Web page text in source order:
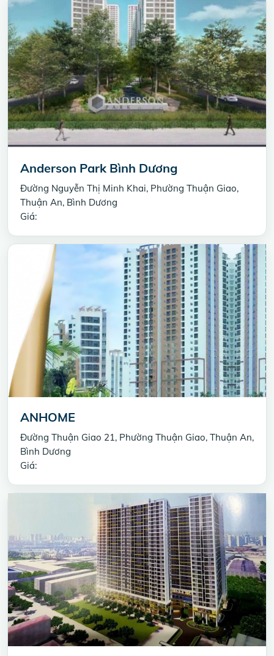
Anderson Park Bình Dương
Đường Nguyễn Thị Minh Khai, Phường Thuận Giao,
Thuận An, Bình Dương
Giá:
ANHOME
Đường Thuận Giao 21, Phường Thuận Giao, Thuận An,
Bình Dương
Giá: